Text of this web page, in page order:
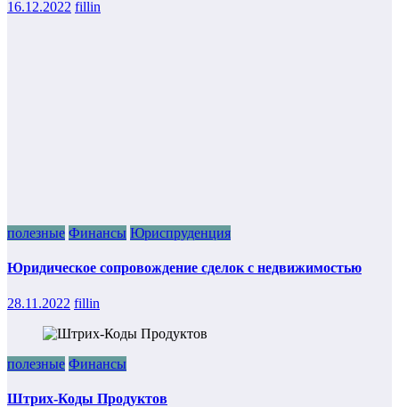
16.12.2022 fillin
полезные Финансы Юриспруденция
Юридическое сопровождение сделок с недвижимостью
28.11.2022 fillin
полезные Финансы
Штрих-Коды Продуктов